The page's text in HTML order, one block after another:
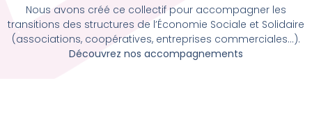
Nous avons créé ce collectif pour accompagner les
transitions des structures de l’Économie Sociale et Solidaire
(associations, coopératives, entreprises commerciales…).
Découvrez nos accompagnements